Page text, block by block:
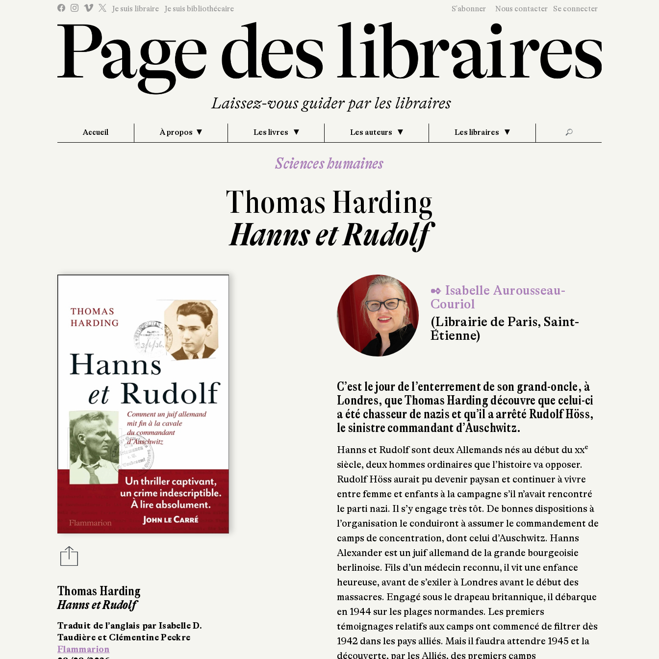
Je suis libraire Je suis bibliothécaire S'abonner Nous contacter Se connecter
Accueil À propos Les livres Les auteurs Les libraires 🔎
Sciences humaines
Thomas Harding
Hanns et Rudolf
Thomas Harding
Hanns et Rudolf
Traduit de l’anglais par Isabelle D.
Taudière et Clémentine Peckre
Flammarion
✒ Isabelle Aurousseau-
Couriol
(Librairie de Paris, Saint-
Étienne)
C’est le jour de l’enterrement de son grand-oncle, à
Londres, que Thomas Harding découvre que celui-ci
a été chasseur de nazis et qu’il a arrêté Rudolf Höss,
le sinistre commandant d’Auschwitz.
Hanns et Rudolf sont deux Allemands nés au début du xxe
siècle, deux hommes ordinaires que l’histoire va opposer.
Rudolf Höss aurait pu devenir paysan et continuer à vivre
entre femme et enfants à la campagne s’il n’avait rencontré
le parti nazi. Il s’y engage très tôt. De bonnes dispositions à
l’organisation le conduiront à assumer le commandement de
camps de concentration, dont celui d’Auschwitz. Hanns
Alexander est un juif allemand de la grande bourgeoisie
berlinoise. Fils d’un médecin reconnu, il vit une enfance
heureuse, avant de s’exiler à Londres avant le début des
massacres. Engagé sous le drapeau britannique, il débarque
en 1944 sur les plages normandes. Les premiers
témoignages relatifs aux camps ont commencé de filtrer dès
1942 dans les pays alliés. Mais il faudra attendre 1945 et la
découverte, par les Alliés, des premiers camps